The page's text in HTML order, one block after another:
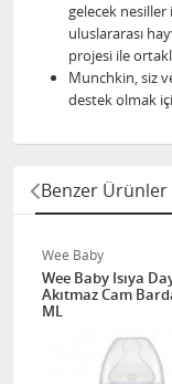
gelecek nesiller
uluslararası
projesi ile
Munchkin, siz
destek olmak
Benzer Ürünler
Wee Baby
Wee Baby Isıya
Akıtmaz Cam
ML